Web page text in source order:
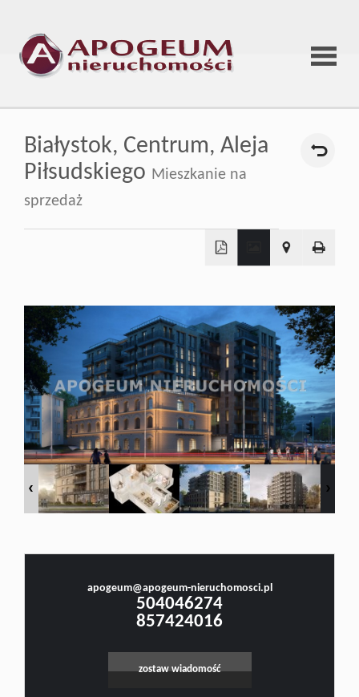
Strona
Oferta
Rynek
Białystok, Centrum, Aleja
Piłsudskiego Mieszkanie na
sprzedaż
−
apogeum@apogeum-nieruchomosci.pl
504046274
857424016
zostaw wiadomość